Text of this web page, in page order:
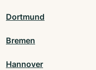
Dortmund
Bremen
Hannover